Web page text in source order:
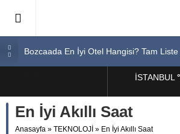
Bozcaada En İyi Otel Hangisi? Tam Liste
En İyi Bilgisayar Markaları
En İyi Kargo Firması
En İyi Spor Ayakkabı Markaları
BIST
İSTANBUL
En İyi Akıllı Saat
Anasayfa » TEKNOLOJİ » En İyi Akıllı Saat